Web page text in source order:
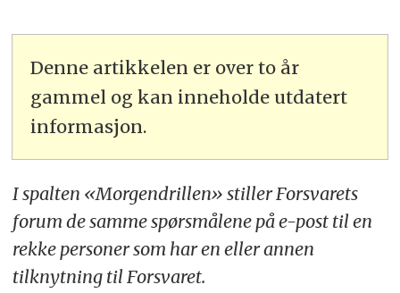
Denne artikkelen er over to år
gammel og kan inneholde utdatert
informasjon.
I spalten «Morgendrillen» stiller Forsvarets
forum de samme spørsmålene på e-post til en
rekke personer som har en eller annen
tilknytning til Forsvaret.